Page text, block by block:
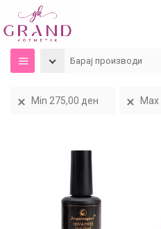
Min 275,00 ден Max